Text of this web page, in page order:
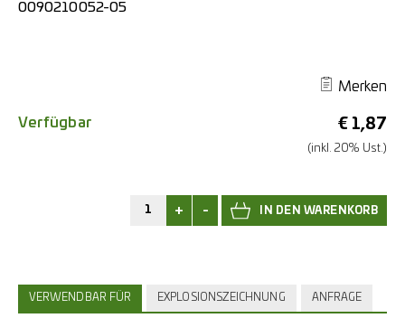
0090210052-05
Merken
€ 1,87
(inkl. 20% Ust.)
Verfügbar
+ -
VERWENDBAR FÜR EXPLOSIONSZEICHNUNG ANFRAGE